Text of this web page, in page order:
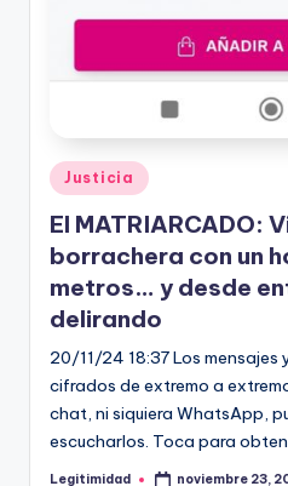
Publicado
en
Justicia
El MATRIARCADO:
borrachera con un
metros… y desde
delirando
20/11/24 18:37 Los mensajes
cifrados de extremo a
chat, ni siquiera WhatsApp,
escucharlos. Toca para
Legitimidad noviembre 23,